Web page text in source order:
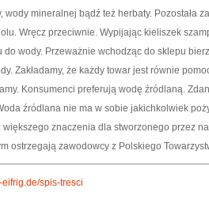
wody mineralnej bądź też herbaty. Pozostała
Wręcz przeciwnie. Wypijając kieliszek
do wody. Przeważnie wchodząc do sklepu
Zakładamy, że każdy towar jest równie
Konsumenci preferują wodę źródlaną.
źródlana nie ma w sobie jakichkolwiek
większego znaczenia dla stworzonego przez
ostrzegają zawodowcy z Polskiego
eifrig.de/spis-tresci